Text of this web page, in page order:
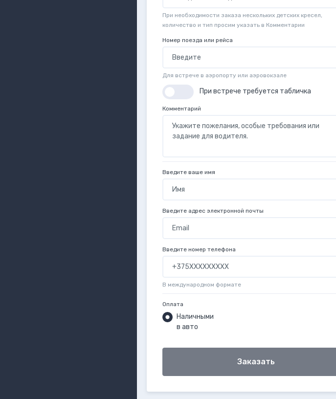
При необходимости заказа нескольких детских кресел,
количество и тип просим указать в Комментарии
Номер поезда или рейса
Для встрече в аэропорту или аэровокзале
При встрече требуется табличка
Комментарий
Введите ваше имя
Введите адрес электронной почты
Введите номер телефона
В международном формате
Оплата
Наличными
в авто
Заказать